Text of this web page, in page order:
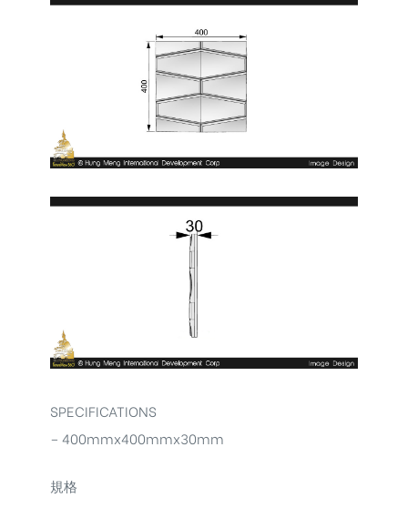
SPECIFICATIONS
– 400mmx400mmx30mm
規格